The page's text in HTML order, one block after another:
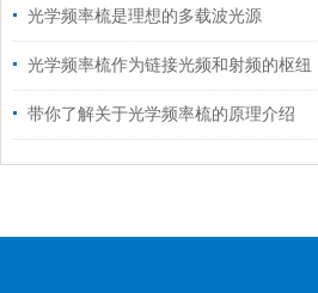
光学频率梳是理想的多载波光源
光学频率梳作为链接光频和射频的枢纽
带你了解关于光学频率梳的原理介绍